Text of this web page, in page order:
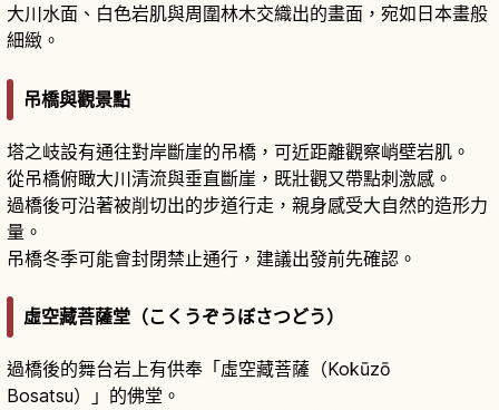
大川水面、白色岩肌與周圍林木交織出的畫面，宛如日本畫般
細緻。
吊橋與觀景點
塔之岐設有通往對岸斷崖的吊橋，可近距離觀察峭壁岩肌。
從吊橋俯瞰大川清流與垂直斷崖，既壯觀又帶點刺激感。
過橋後可沿著被削切出的步道行走，親身感受大自然的造形力
量。
吊橋冬季可能會封閉禁止通行，建議出發前先確認。
虛空藏菩薩堂（こくうぞうぼさつどう）
過橋後的舞台岩上有供奉「虛空藏菩薩（Kokūzō
Bosatsu）」的佛堂。